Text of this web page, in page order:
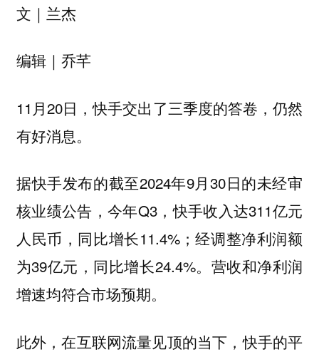
文｜兰杰
编辑｜乔芊
11月20日，快手交出了三季度的答卷，仍然
有好消息。
据快手发布的截至2024年9月30日的未经审
核业绩公告，今年Q3，快手收入达311亿元
人民币，同比增长11.4%；经调整净利润额
为39亿元，同比增长24.4%。营收和净利润
增速均符合市场预期。
此外，在互联网流量见顶的当下，快手的平